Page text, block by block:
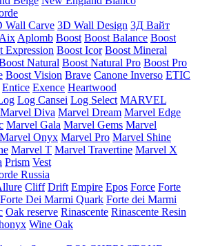
Wall Carve 3D Wall Design 3Д Вайт
Aix Aplomb Boost Boost Balance Boost
Expression Boost Icor Boost Mineral
Natural Boost Natural Pro Boost Pro
Boost Vision Brave Canone Inverso ETIC
Entice Exence Heartwood
Log Cansei Log Select MARVEL
Marvel Diva Marvel Dream Marvel Edge
Marvel Gala Marvel Gems Marvel
Marvel Onyx Marvel Pro Marvel Shine
Marvel T Marvel Travertine Marvel X
Prism Vest
Russia
Cliff Drift Empire Epos Force Forte
Forte Dei Marmi Quark Forte dei Marmi
Oak reserve Rinascente Rinascente Resin
Wine Oak